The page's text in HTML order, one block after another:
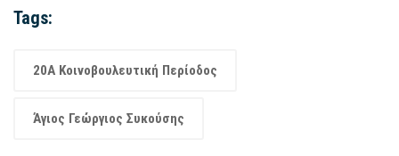
Tags:
20Α Κοινοβουλευτική Περίοδος
Άγιος Γεώργιος Συκούσης